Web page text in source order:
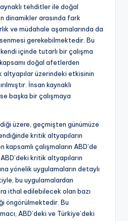
tehditler ile doğal
dinamikler arasında fark
ve müdahale aşamalarında da
gerekebilmektedir. Bu
içinde tutarlı bir çalışma
doğal afetlerden
altyapılar üzerindeki etkisinin
İnsan kaynaklı
başka bir çalışmaya
üzere, geçmişten günümüze
kritik altyapıların
kapsamlı çalışmaların ABD’de
kritik altyapıların
yönelik uygulamaların detaylı
bu uygulamalardan
ithal edilebilecek olan bazı
öngörülmektedir. Bu
ABD’deki ve Türkiye’deki